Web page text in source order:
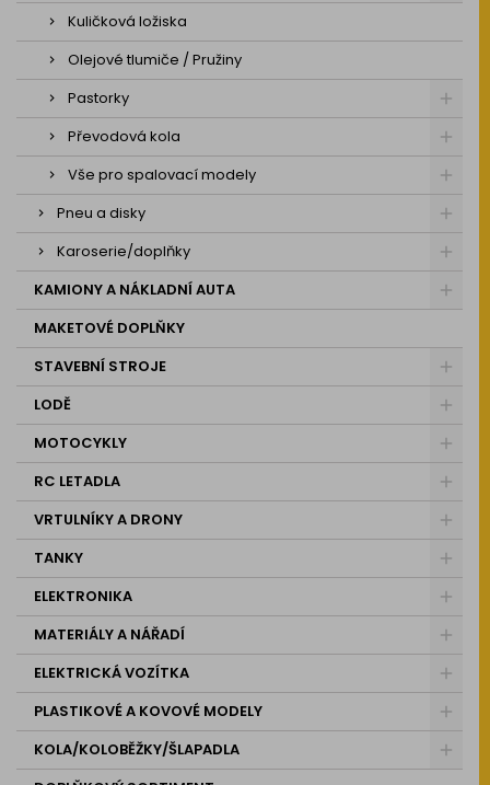
Kuličková ložiska
Olejové tlumiče / Pružiny
Pastorky
Převodová kola
Vše pro spalovací modely
Pneu a disky
Karoserie/doplňky
KAMIONY A NÁKLADNÍ AUTA
MAKETOVÉ DOPLŇKY
STAVEBNÍ STROJE
LODĚ
MOTOCYKLY
RC LETADLA
VRTULNÍKY A DRONY
TANKY
ELEKTRONIKA
MATERIÁLY A NÁŘADÍ
ELEKTRICKÁ VOZÍTKA
PLASTIKOVÉ A KOVOVÉ MODELY
KOLA/KOLOBĚŽKY/ŠLAPADLA